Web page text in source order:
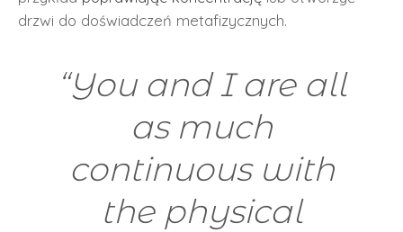
drzwi do doświadczeń metafizycznych.
“You and I are all
as much
continuous with
the physical